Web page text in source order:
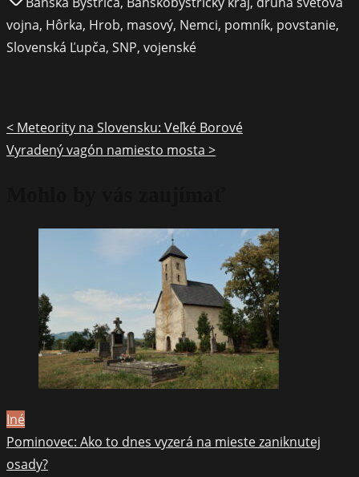
post
on:
vojna, Hôrka, Hrob, masový, Nemci, pomník, povstanie,
Slovenská Ľupča, SNP, vojenské
Posts
navigation
< Meteority na Slovensku: Veľké Borové
Vyradený vagón namiesto mosta >
Iné
Pominovec: Ako to dnes vyzerá na mieste zaniknutej
osady?